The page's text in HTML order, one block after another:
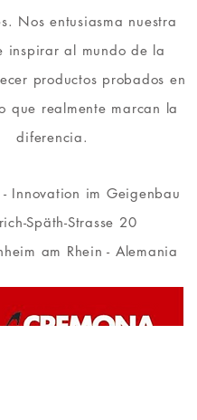
Nos entusiasma nuestra
inspirar al mundo de la
productos probados en
que realmente marcan la
diferencia.
Innovation im Geigenbau
Späth-Strasse 20
am Rhein - Alemania